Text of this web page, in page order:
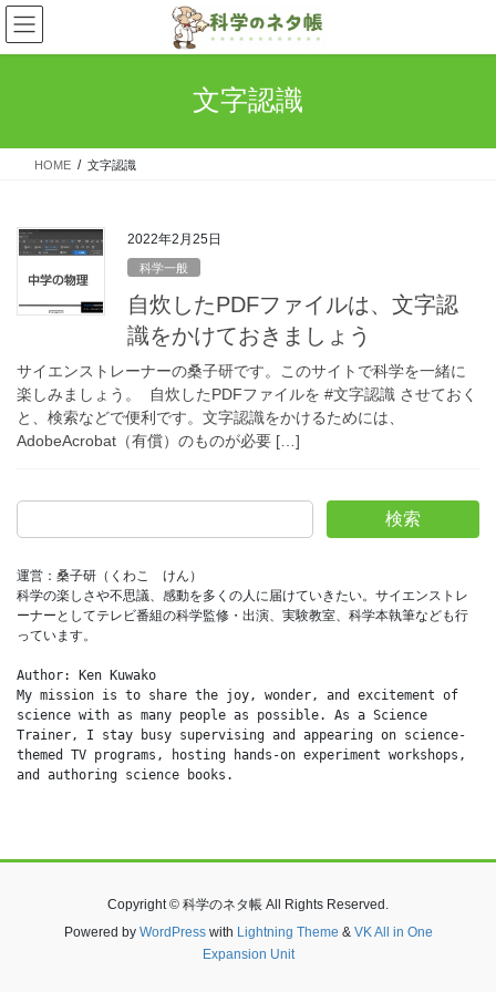
コ
ン
テ
ス
ナ
ビ
ゲ
ン
文字認識
HOME 文字認識
2022年2月25日
科学一般
自炊したPDFファイルは、文字認
識をかけておきましょう
サイエンストレーナーの桑子研です。このサイトで科学を一緒に
楽しみましょう。 自炊したPDFファイルを #文字認識 させておく
と、検索などで便利です。文字認識をかけるためには、
AdobeAcrobat（有償）のものが必要 […]
検索
運営：桑子研（くわこ　けん）
科学の楽しさや不思議、感動を多くの人に届けていきたい。サイエンストレ
ーナーとしてテレビ番組の科学監修・出演、実験教室、科学本執筆なども行
っています。
Author: Ken Kuwako
My mission is to share the joy, wonder, and excitement of
science with as many people as possible. As a Science
Trainer, I stay busy supervising and appearing on science-
themed TV programs, hosting hands-on experiment workshops,
and authoring science books.
Copyright © 科学のネタ帳 All Rights Reserved.
Powered by WordPresswith Lightning Theme & VK All in One
Expansion Unit